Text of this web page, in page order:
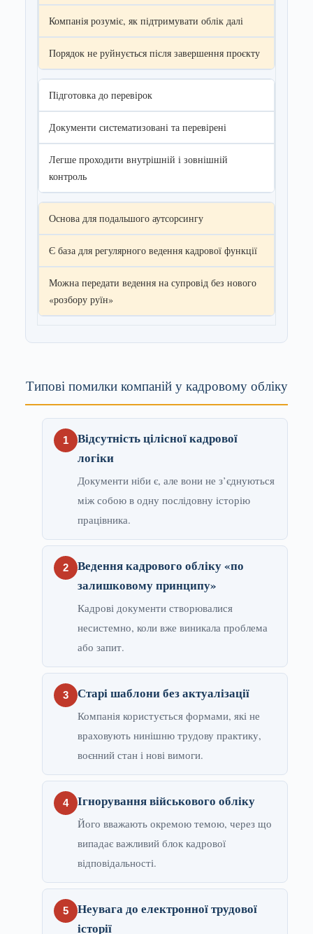
Компанія розуміє, як підтримувати облік далі
Порядок не руйнується після завершення проєкту
Підготовка до перевірок
Документи систематизовані та перевірені
Легше проходити внутрішній і зовнішній
контроль
Основа для подальшого аутсорсингу
Є база для регулярного ведення кадрової функції
Можна передати ведення на супровід без нового
«розбору руїн»
Типові помилки компаній у кадровому обліку
Відсутність цілісної кадрової
логіки
Документи ніби є, але вони не з’єднуються
між собою в одну послідовну історію
працівника.
Ведення кадрового обліку «по
залишковому принципу»
Кадрові документи створювалися
несистемно, коли вже виникала проблема
або запит.
Старі шаблони без актуалізації
Компанія користується формами, які не
враховують нинішню трудову практику,
воєнний стан і нові вимоги.
Ігнорування військового обліку
Його вважають окремою темою, через що
випадає важливий блок кадрової
відповідальності.
Неувага до електронної трудової
історії